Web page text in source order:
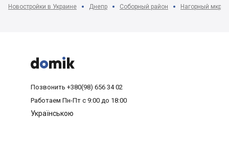
Новостройки в Украине Днепр Соборный район Нагорный мкр-н



Позвонить +380(98) 656 34 02
Работаем Пн-Пт с 9:00 до 18:00
Українською